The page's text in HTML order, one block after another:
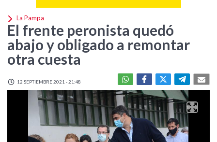
La Pampa
El frente peronista quedó
abajo y obligado a remontar
otra cuesta
12 SEPTIEMBRE 2021 - 21:48